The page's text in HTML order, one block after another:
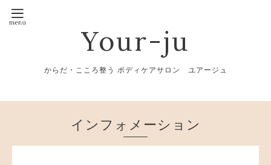
Your-ju
からだ・こころ整う ボディケアサロン ユアージュ
インフォメーション